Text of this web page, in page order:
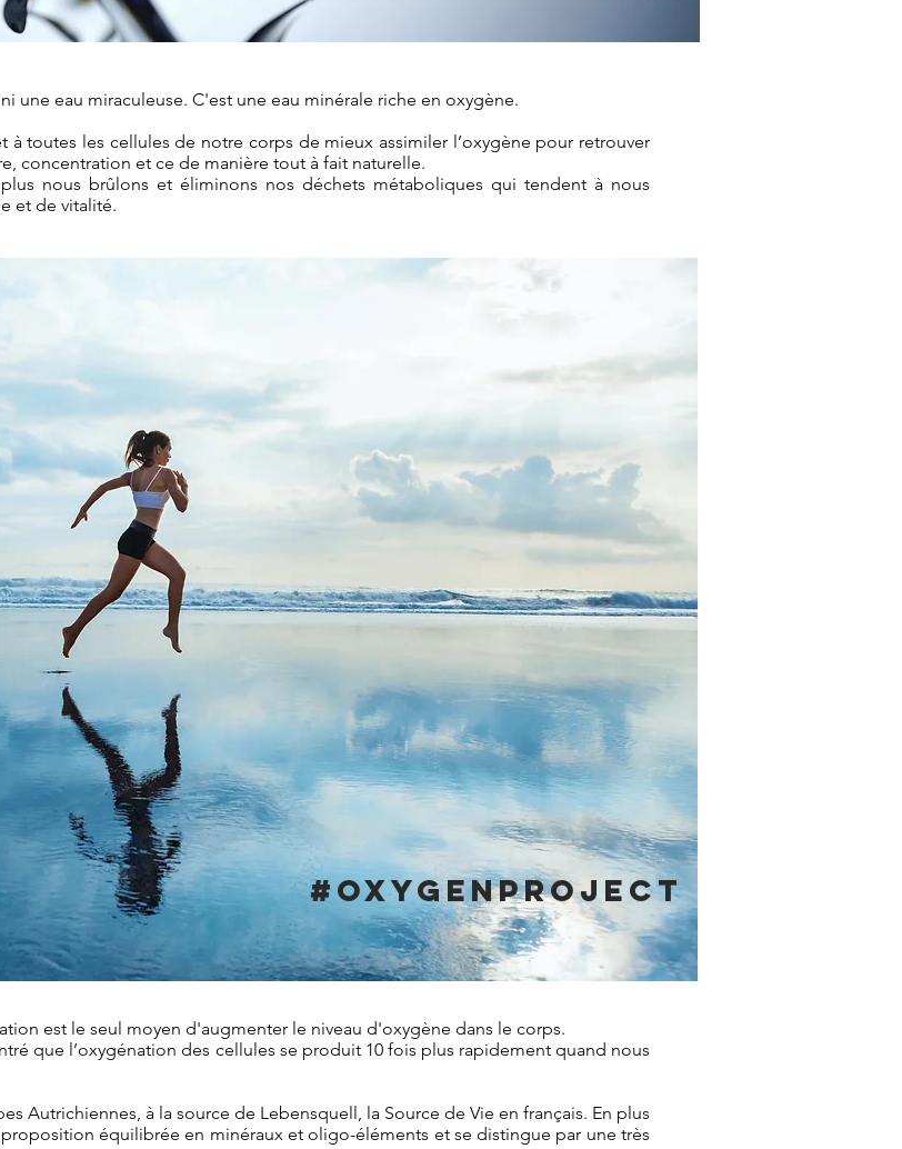
une eau miraculeuse. C'est une eau minérale riche en oxygène.
à toutes les cellules de notre corps de mieux assimiler l’oxygène pour retrouver
concentration et ce de manière tout à fait naturelle.
nous brûlons et éliminons nos déchets métaboliques qui tendent à nous
et de vitalité.
est le seul moyen d'augmenter le niveau d'oxygène dans le corps.
que l’oxygénation des cellules se produit 10 fois plus rapidement quand nous
Autrichiennes, à la source de Lebensquell, la Source de Vie en français. En plus
équilibrée en minéraux et oligo-éléments et se distingue par une très
#OXYGENPROJECT